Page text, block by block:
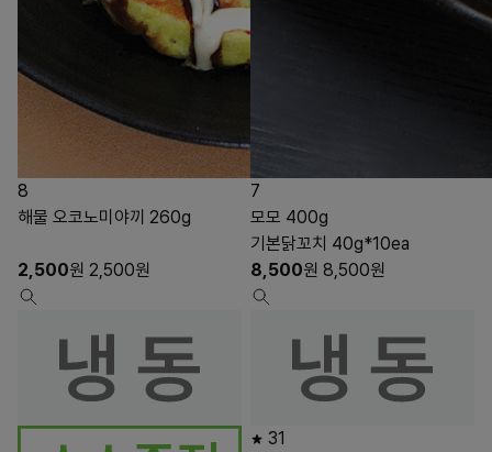
8
해물 오코노미야끼 260g
2,500원 2,500원
7
모모 400g
기본닭꼬치 40g*10ea
8,500원 8,500원
31